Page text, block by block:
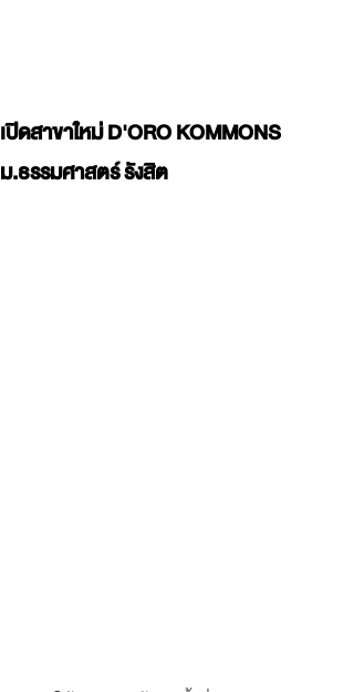
เปิดสาขาใหม่ D'ORO KOMMONS
ม.ธรรมศาสตร์ รังสิต